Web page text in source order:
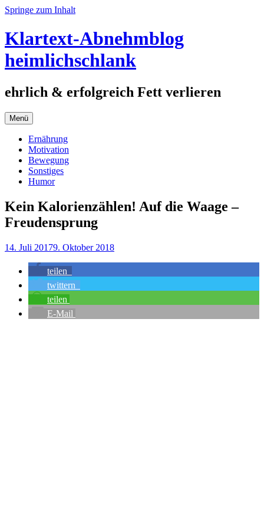
Springe zum Inhalt
Klartext-Abnehmblog
heimlichschlank
ehrlich & erfolgreich Fett verlieren
Menü
Ernährung
Motivation
Bewegung
Sonstiges
Humor
Kein Kalorienzählen! Auf die Waage –
Freudensprung
14. Juli 20179. Oktober 2018
teilen
twittern
teilen
E-Mail